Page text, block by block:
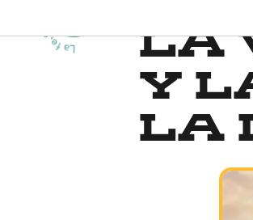
La
y
la